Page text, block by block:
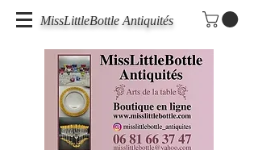
MissLittleBottle Antiquités